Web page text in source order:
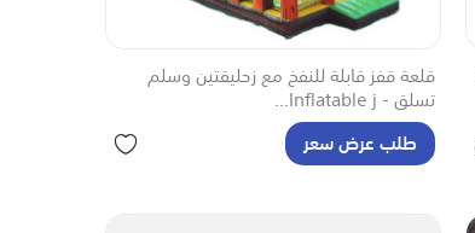
قلعة قفز قابلة للنفخ مع زحليقتين وسلم
تسلق - Inflatable j...
طلب عرض سعر